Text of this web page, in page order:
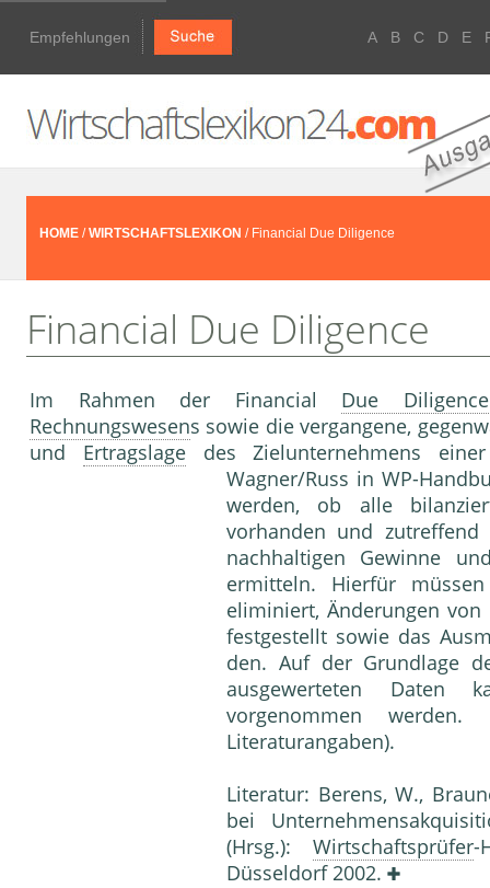
Empfehlungen A B C D E
HOME /WIRTSCHAFTSLEXIKON / Financial Due Diligence
Financial Due Diligence
Im Rahmen der Financial Due Diligence
Rechnungswesens sowie die vergangene,
und Ertragslagedes Zielunternehmens
Wagner/Russ in WP-
werden, ob alle
vorhanden und
nachhaltigen Gewinne
ermitteln. Hierfür
eliminiert, Änderungen
festgestellt sowie das
den. Auf der Grundlage
ausgewerteten Daten
vorgenommen
Literaturangaben).
Literatur: Berens, W.,
bei
(Hrsg.): Wirtschaftsprüfer-
Düsseldorf 2002.